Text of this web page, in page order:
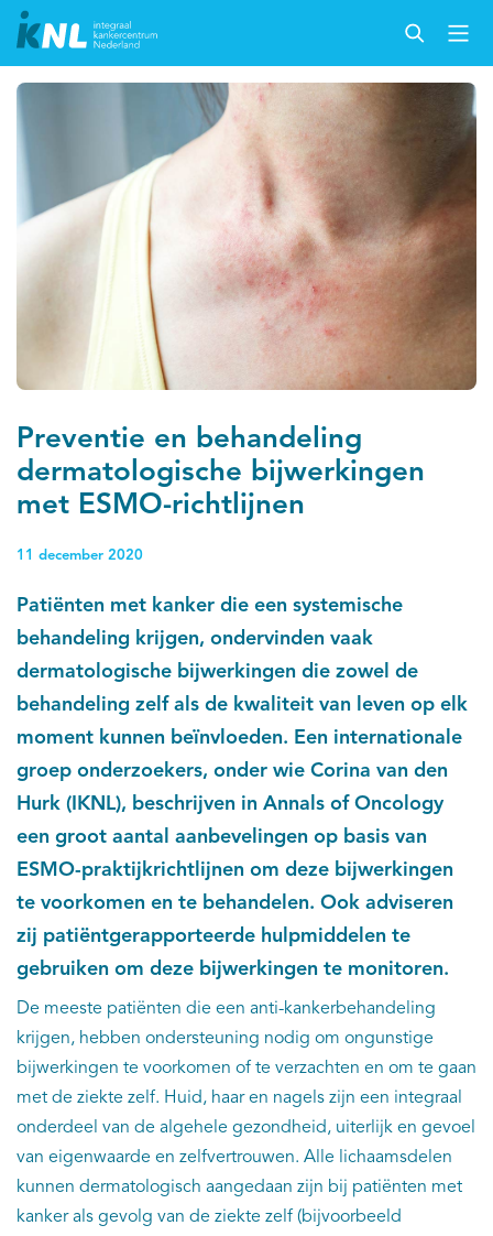
Preventie en behandeling
dermatologische bijwerkingen
met ESMO-richtlijnen
11 december 2020
Patiënten met kanker die een systemische
behandeling krijgen, ondervinden vaak
dermatologische bijwerkingen die zowel de
behandeling zelf als de kwaliteit van leven op elk
moment kunnen beïnvloeden. Een internationale
groep onderzoekers, onder wie Corina van den
Hurk (IKNL), beschrijven in Annals of Oncology
een groot aantal aanbevelingen op basis van
ESMO-praktijkrichtlijnen om deze bijwerkingen
te voorkomen en te behandelen. Ook adviseren
zij patiëntgerapporteerde hulpmiddelen te
gebruiken om deze bijwerkingen te monitoren.
De meeste patiënten die een anti-kankerbehandeling
krijgen, hebben ondersteuning nodig om ongunstige
bijwerkingen te voorkomen of te verzachten en om te gaan
met de ziekte zelf. Huid, haar en nagels zijn een integraal
onderdeel van de algehele gezondheid, uiterlijk en gevoel
van eigenwaarde en zelfvertrouwen. Alle lichaamsdelen
kunnen dermatologisch aangedaan zijn bij patiënten met
kanker als gevolg van de ziekte zelf (bijvoorbeeld